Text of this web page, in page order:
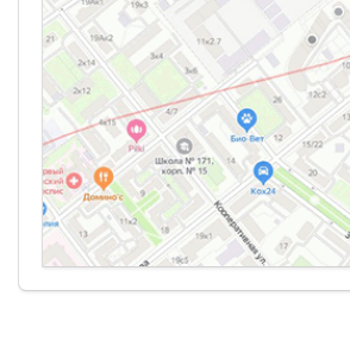
качество и красоту можно только